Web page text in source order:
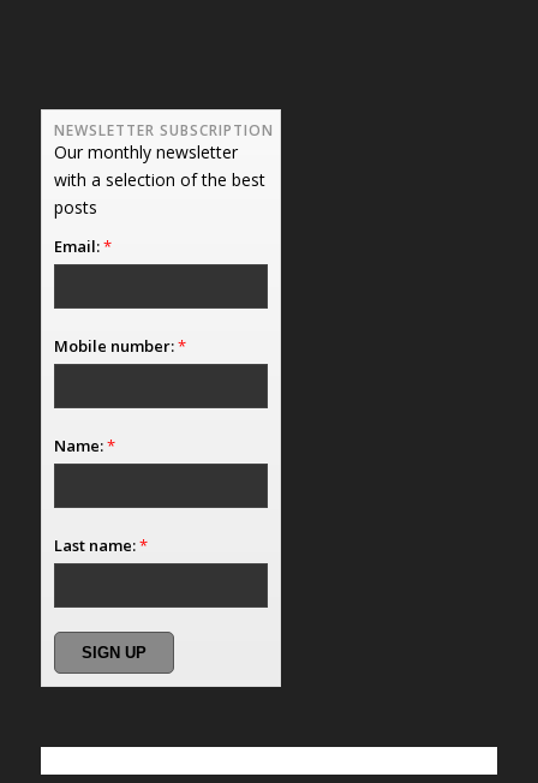
NEWSLETTER SUBSCRIPTION
Our monthly newsletter
with a selection of the best
posts
Email:*
Mobile number:*
Name:*
Last name:*